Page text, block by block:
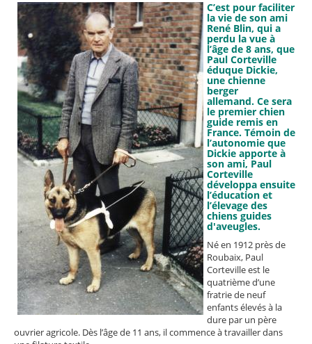
C’est pour faciliter
la vie de son ami
René Blin, qui a
perdu la vue à
l’âge de 8 ans, que
Paul Corteville
éduque Dickie,
une chienne
berger
allemand. Ce sera
le premier chien
guide remis en
France. Témoin de
l’autonomie que
Dickie apporte à
son ami, Paul
Corteville
développa ensuite
l’éducation et
l’élevage des
chiens guides
d'aveugles.
Né en 1912 près de
Roubaix, Paul
Corteville est le
quatrième d’une
fratrie de neuf
enfants élevés à la
dure par un père
ouvrier agricole. Dès l’âge de 11 ans, il commence à travailler dans